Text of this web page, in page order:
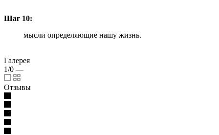
Шаг 10:
мысли определяющие нашу жизнь.
Галерея
1/0 —
Отзывы